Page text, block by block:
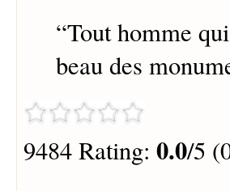
“Tout homme
beau des
9484 Rating: 0.0/5